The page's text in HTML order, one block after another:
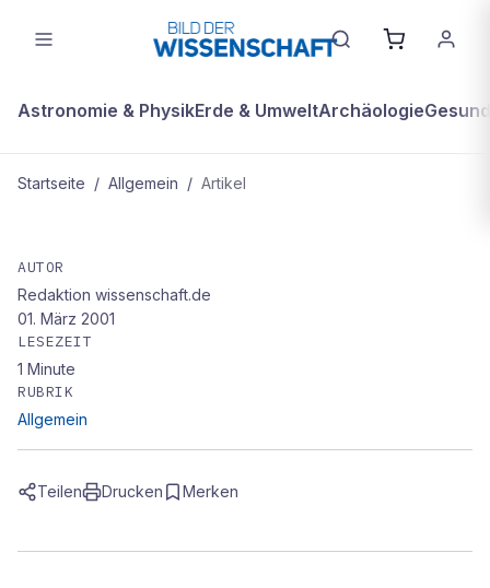
Astronomie & PhysikErde & UmweltArchäologie
Startseite / Allgemein / Artikel
Zur Sonnenfinsternis 2001 nach
Afrika
AUTOR
Redaktion wissenschaft.de
01. März 2001
LESEZEIT
1 Minute
RUBRIK
Allgemein
Teilen Drucken Merken